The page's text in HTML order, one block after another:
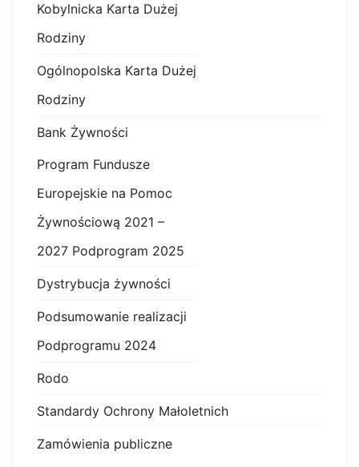
Kobylnicka Karta Dużej
Rodziny
Ogólnopolska Karta Dużej
Rodziny
Bank Żywności
Program Fundusze
Europejskie na Pomoc
Żywnościową 2021 –
2027 Podprogram 2025
Dystrybucja żywności
Podsumowanie realizacji
Podprogramu 2024
Rodo
Standardy Ochrony Małoletnich
Zamówienia publiczne